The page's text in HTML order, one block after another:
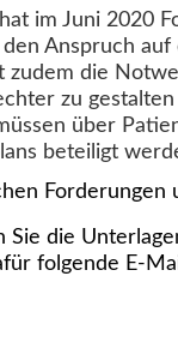
im Juni 2020
Anspruch
zudem die
zu
über
beteiligt
Forderungen
Sie die
folgende E-